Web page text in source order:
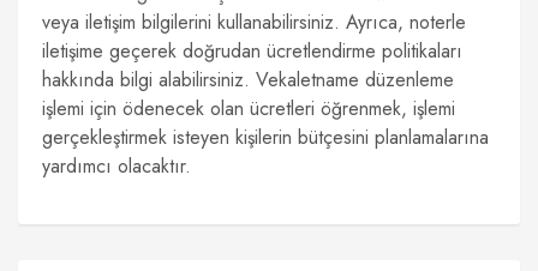
veya iletişim bilgilerini kullanabilirsiniz. Ayrıca, noterle
iletişime geçerek doğrudan ücretlendirme politikaları
hakkında bilgi alabilirsiniz. Vekaletname düzenleme
işlemi için ödenecek olan ücretleri öğrenmek, işlemi
gerçekleştirmek isteyen kişilerin bütçesini planlamalarına
yardımcı olacaktır.